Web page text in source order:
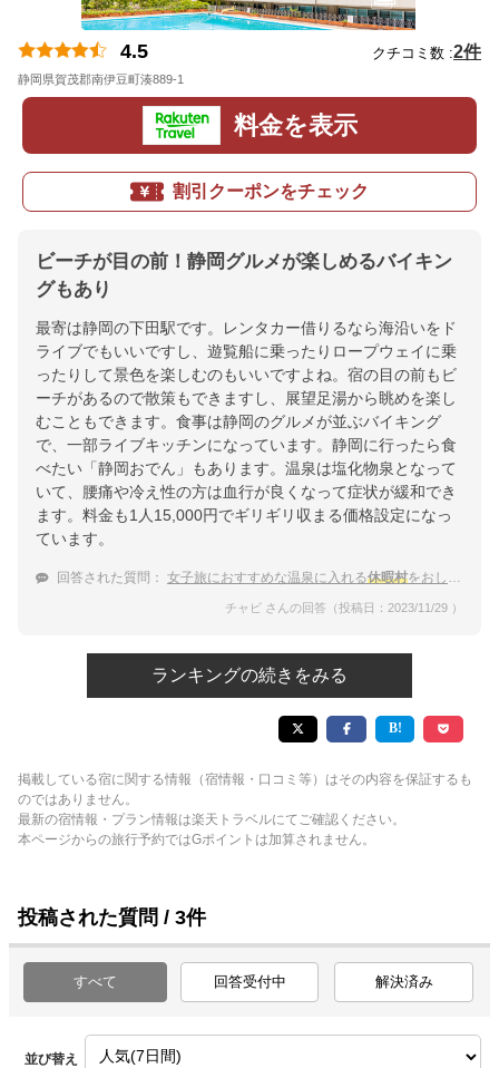
4.5 クチコミ数 :2件
静岡県賀茂郡南伊豆町湊889-1
料金を表示
割引クーポンをチェック
ビーチが目の前！静岡グルメが楽しめるバイキン
グもあり
最寄は静岡の下田駅です。レンタカー借りるなら海沿いをド
ライブでもいいですし、遊覧船に乗ったりロープウェイに乗
ったりして景色を楽しむのもいいですよね。宿の目の前もビ
ーチがあるので散策もできますし、展望足湯から眺めを楽し
むこともできます。食事は静岡のグルメが並ぶバイキング
で、一部ライブキッチンになっています。静岡に行ったら食
べたい「静岡おでん」もあります。温泉は塩化物泉となって
いて、腰痛や冷え性の方は血行が良くなって症状が緩和でき
ます。料金も1人15,000円でギリギリ収まる価格設定になっ
ています。
回答された質問： 女子旅におすすめな温泉に入れる休暇村をおしえて！
チャビ さんの回答（投稿日：2023/11/29 ）
ランキングの続きをみる
掲載している宿に関する情報（宿情報・口コミ等）はその内容を保証するも
のではありません。
最新の宿情報・プラン情報は楽天トラベルにてご確認ください。
本ページからの旅行予約ではGポイントは加算されません。
投稿された質問 / 3件
すべて 回答受付中 解決済み
並び替え